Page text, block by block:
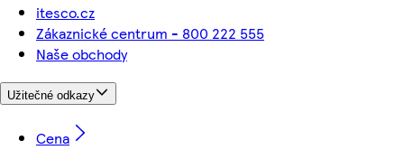
itesco.cz
Zákaznické centrum - 800 222 555
Naše obchody
Užitečné odkazy
Cena